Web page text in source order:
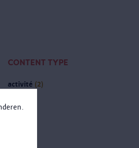
CONTENT TYPE
activité (2)